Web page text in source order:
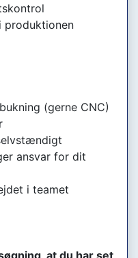
produktionen
(gerne CNC)
ansvar for dit
i teamet
at du har set